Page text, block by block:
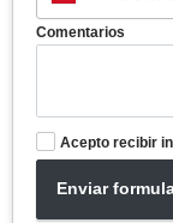
Comentarios
Acepto recibir
Enviar